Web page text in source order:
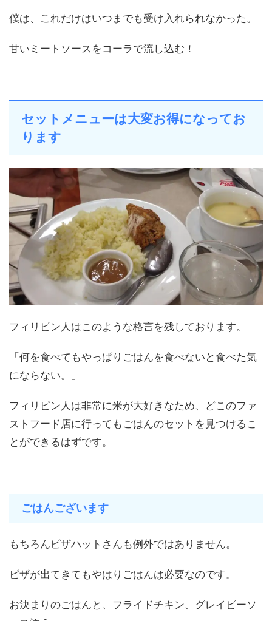
僕は、これだけはいつまでも受け入れられなかった。
甘いミートソースをコーラで流し込む！
セットメニューは大変お得になってお
ります
フィリピン人はこのような格言を残しております。
「何を食べてもやっぱりごはんを食べないと食べた気
にならない。」
フィリピン人は非常に米が大好きなため、どこのファ
ストフード店に行ってもごはんのセットを見つけるこ
とができるはずです。
ごはんございます
もちろんピザハットさんも例外ではありません。
ピザが出てきてもやはりごはんは必要なのです。
お決まりのごはんと、フライドチキン、グレイビーソ